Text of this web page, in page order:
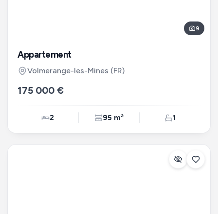
9
Appartement
Volmerange-les-Mines (FR)
175 000 €
2 95 m² 1